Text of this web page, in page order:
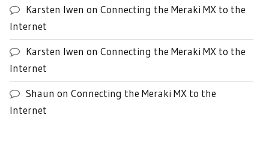
Karsten Iwen on Connecting the Meraki MX to the
Internet
Karsten Iwen on Connecting the Meraki MX to the
Internet
Shaun on Connecting the Meraki MX to the
Internet